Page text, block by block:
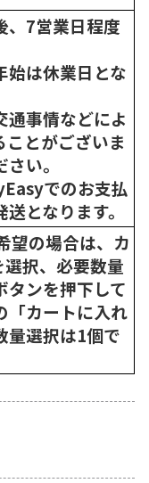
、7営業日程度
は休業日とな
事情などによ
ことがございま
い。
でのお支払
となります。
望の場合は、カ
択、必要数量
タンを押下して
「カートに入れ
量選択は1個で